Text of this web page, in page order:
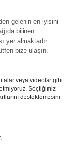
gelenin en iyisini
bilinen
yer almaktadır.
bize ulaşın.
veya videolar gibi
Seçtiğimiz
desteklemesini